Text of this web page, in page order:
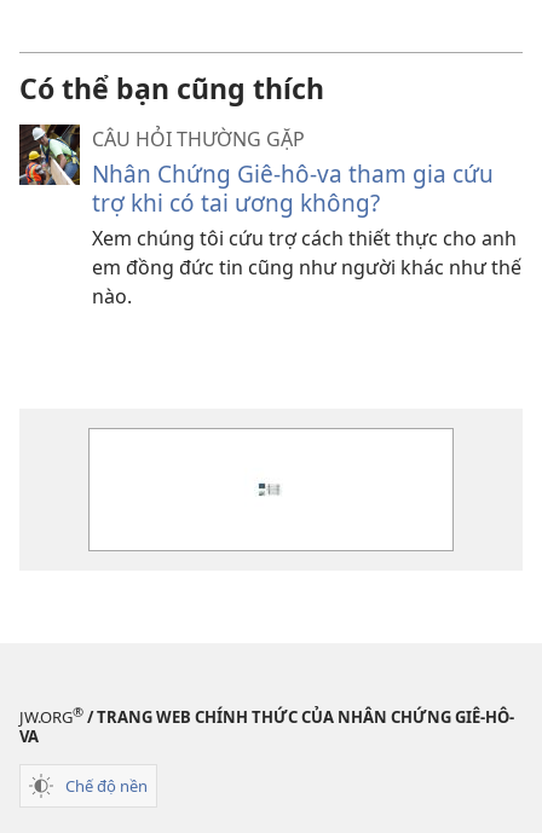
Có thể bạn cũng thích
CÂU HỎI THƯỜNG GẶP
Nhân Chứng Giê-hô-va tham gia cứu
trợ khi có tai ương không?
Xem chúng tôi cứu trợ cách thiết thực cho anh
em đồng đức tin cũng như người khác như thế
nào.
JW.ORG® / TRANG WEB CHÍNH THỨC CỦA NHÂN CHỨNG GIÊ-HÔ-
VA
Chế độ nền